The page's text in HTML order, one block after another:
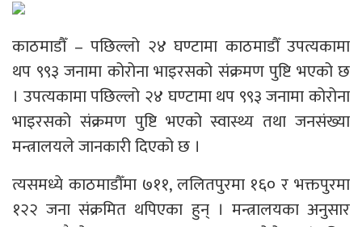
काठमाडौँ – पछिल्लो २४ घण्टामा काठमाडौँ उपत्यकामा
थप ९९३ जनामा कोरोना भाइरसको संक्रमण पुष्टि भएको छ
। उपत्यकामा पछिल्लो २४ घण्टामा थप ९९३ जनामा कोरोना
भाइरसको संक्रमण पुष्टि भएको स्वास्थ्य तथा जनसंख्या
मन्त्रालयले जानकारी दिएको छ ।
त्यसमध्ये काठमाडौँमा ७११, ललितपुरमा १६० र भक्तपुरमा
१२२ जना संक्रमित थपिएका हुन् । मन्त्रालयका अनुसार